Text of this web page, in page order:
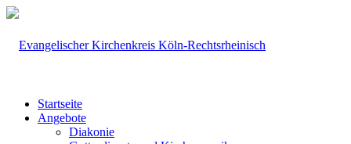
Startseite
Angebote
Diakonie